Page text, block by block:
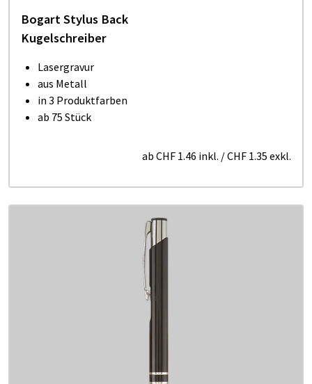
Bogart Stylus Back
Kugelschreiber
Lasergravur
aus Metall
in 3 Produktfarben
ab 75 Stück
ab CHF 1.46 inkl. /CHF 1.35 exkl.